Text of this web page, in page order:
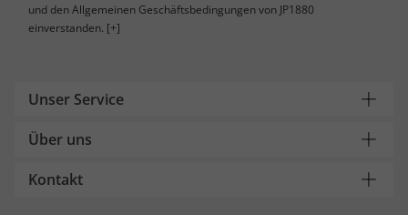
und den Allgemeinen Geschäftsbedingungen von JP1880
einverstanden. [+]
Unser Service
Über uns
Kontakt